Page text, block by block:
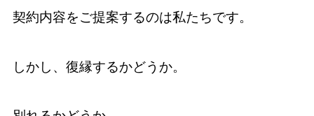
契約内容をご提案するのは私たちです。
しかし、復縁するかどうか。